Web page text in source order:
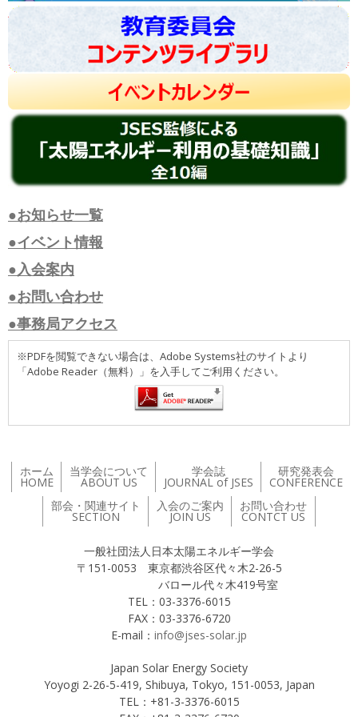
●お知らせ一覧
●イベント情報
●入会案内
●お問い合わせ
●事務局アクセス
※PDFを閲覧できない場合は、Adobe Systems社のサイトより
「Adobe Reader（無料）」を入手してご利用ください。
ホーム
HOME
当学会について
ABOUT US
学会誌
JOURNAL of JSES
研究発表会
CONFERENCE
部会・関連サイト
SECTION
入会のご案内
JOIN US
お問い合わせ
CONTCT US
一般社団法人日本太陽エネルギー学会
〒151-0053 東京都渋谷区代々木2-26-5
バロール代々木419号室
TEL：03-3376-6015
FAX：03-3376-6720
E-mail： info@jses-solar.jp
Japan Solar Energy Society
Yoyogi 2-26-5-419, Shibuya, Tokyo, 151-0053, Japan
TEL：+81-3-3376-6015